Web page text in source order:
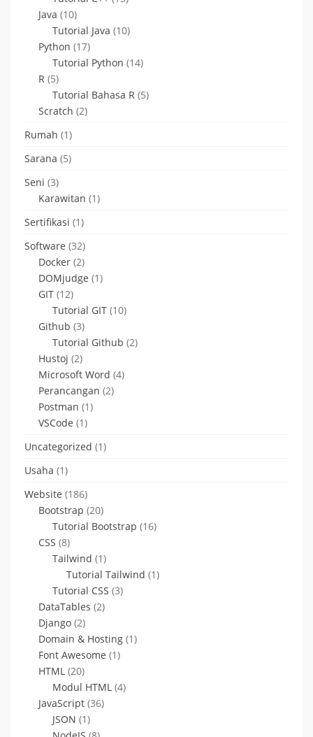
Java (10)
Tutorial Java (10)
Python (17)
Tutorial Python (14)
R (5)
Tutorial Bahasa R (5)
Scratch (2)
Rumah (1)
Sarana (5)
Seni (3)
Karawitan (1)
Sertifikasi (1)
Software (32)
Docker (2)
DOMjudge (1)
GIT (12)
Tutorial GIT (10)
Github (3)
Tutorial Github (2)
Hustoj (2)
Microsoft Word (4)
Perancangan (2)
Postman (1)
VSCode (1)
Uncategorized (1)
Usaha (1)
Website (186)
Bootstrap (20)
Tutorial Bootstrap (16)
CSS (8)
Tailwind (1)
Tutorial Tailwind (1)
Tutorial CSS (3)
DataTables (2)
Django (2)
Domain & Hosting (1)
Font Awesome (1)
HTML (20)
Modul HTML (4)
JavaScript (36)
JSON (1)